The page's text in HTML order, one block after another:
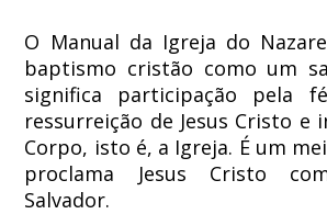
O Manual da Igreja do
baptismo cristão como um
significa participação pela
ressurreição de Jesus Cristo e
Corpo, isto é, a Igreja. É um
proclama Jesus Cristo
Salvador.